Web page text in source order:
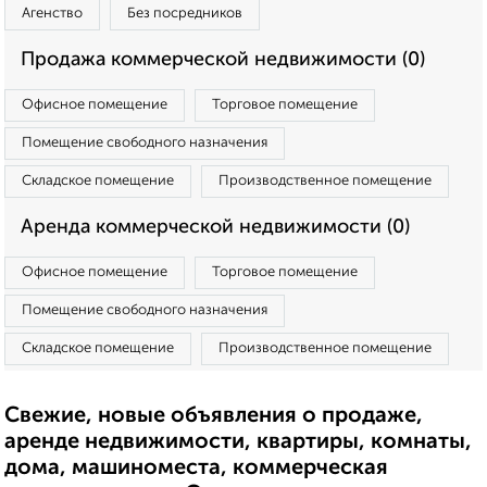
Агенство Без посредников
Продажа коммерческой недвижимости (0)
Офисное помещение Торговое помещение
Помещение свободного назначения
Складское помещение Производственное помещение
Аренда коммерческой недвижимости (0)
Офисное помещение Торговое помещение
Помещение свободного назначения
Складское помещение Производственное помещение
Свежие, новые объявления о продаже,
аренде недвижимости, квартиры, комнаты,
дома, машиноместа, коммерческая